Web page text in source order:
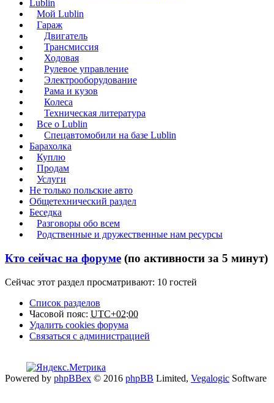
Lublin
Мой Lublin
Гараж
Двигатель
Трансмиссия
Ходовая
Рулевое управление
Электрооборудование
Рама и кузов
Колеса
Техническая литература
Все о Lublin
Спецавтомобили на базе Lublin
Барахолка
Куплю
Продам
Услуги
Не только польские авто
Общетехнический раздел
Беседка
Разговоры обо всем
Родственные и дружественные нам ресурсы
Кто сейчас на форуме (по активности за 5 минут)
Сейчас этот раздел просматривают: 10 гостей
Список разделов
Часовой пояс: UTC+02:00
Удалить cookies форума
Связаться с администрацией
Powered by phpBBex © 2016 phpBB Limited, Vegalogic Software